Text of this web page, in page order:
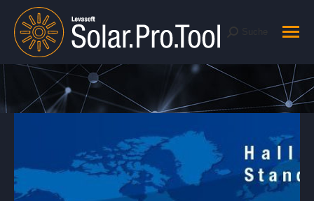
Suche:
Sie befinden sich hier: